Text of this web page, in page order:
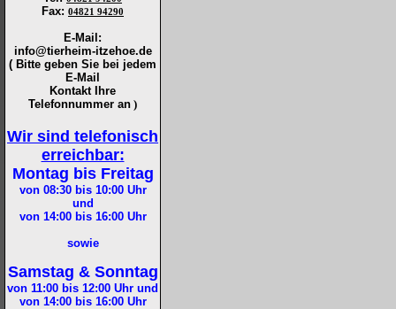
Fax: 04821 94290
E-Mail:
info@tierheim-itzehoe.de
( Bitte geben Sie bei jedem
E-Mail
Kontakt Ihre
Telefonnummer an )
Wir sind telefonisch
erreichbar:
Montag bis Freitag
von 08:30 bis 10:00Uhr
und
von 14:00 bis 16:00Uhr
sowie
Samstag & Sonntag
von 11:00 bis 12:00 Uhr und
von 14:00 bis 16:00Uhr